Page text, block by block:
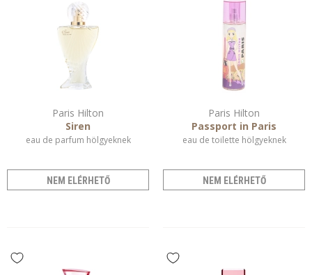
Paris Hilton
Siren
eau de parfum hölgyeknek
NEM ELÉRHETŐ
Paris Hilton
Passport in Paris
eau de toilette hölgyeknek
NEM ELÉRHETŐ